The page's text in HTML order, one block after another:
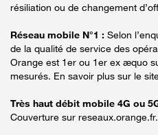
résiliation ou de changement
Réseau mobile N°1 : Selon
de la qualité de service des
Orange est 1er ou 1er ex æquo
mesurés. En savoir plus sur le
Très haut débit mobile 4G ou
Couverture sur reseaux.orange.fr.